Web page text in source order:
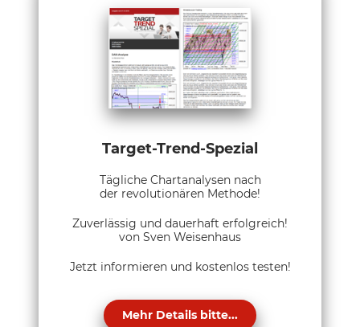
Target-Trend-Spezial
Tägliche Chartanalysen nach
der revolutionären Methode!
Zuverlässig und dauerhaft erfolgreich!
von Sven Weisenhaus
Jetzt informieren und kostenlos testen!
Mehr Details bitte...